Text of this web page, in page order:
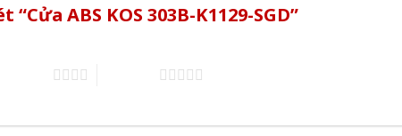
ABS KOS 303B-K1129-SGD”